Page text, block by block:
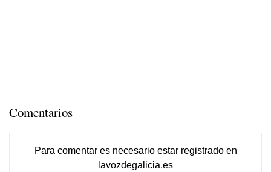
Comentarios
Para comentar es necesario estar registradoen
lavozdegalicia.es